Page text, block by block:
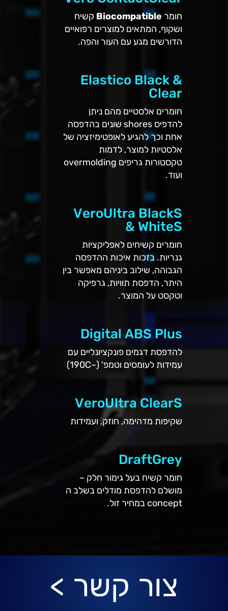
חומר Biocompatible קשיח
ושקוף, המתאים למוצרים רפואיים
הדורשים מגע עם העור והפה.
Elastico Black &
Clear
חומרים אלסטיים מהם ניתן
להדפיס shores שונים בהדפסה
אחת וכך להגיע לאופטימיזציה של
אלסטיות למוצר, לדמות
טקסטורות גריפים overmolding
ועוד.
VeroUltra BlackS
& WhiteS
חומרים קשיחים לאפליקציות
גנריות. בזכות איכות ההדפסה
הגבוהה, שילוב ביניהם מאפשר בין
היתר, הדפסת תוויות, גרפיקה
וטקסט על המוצר.
Digital ABS Plus
להדפסת דגמים פונקציונליים עם
עמידות לעומסים וטמפ' (~190C)
VeroUltra ClearS
שקיפות מדהימה, חוזק, ועמידות
DraftGrey
חומר קשיח בעל גימור חלק –
מושלם להדפסת מודלים בשלב ה
concept במחיר זול.
צור קשר >